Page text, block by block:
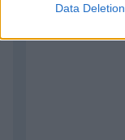
Data Deletion
ΣΧΌΛΙΟ *